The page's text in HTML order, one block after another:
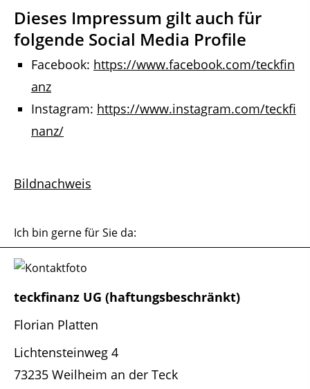
Dieses Impressum gilt auch für
folgende Social Media Profile
Facebook: https://www.facebook.com/teckfin
anz
Instagram: https://www.instagram.com/teckfi
nanz/
Bildnachweis
Ich bin gerne für Sie da:
teckfinanz UG (haftungsbeschränkt)
Florian Platten
Lichtensteinweg 4
73235 Weilheim an der Teck